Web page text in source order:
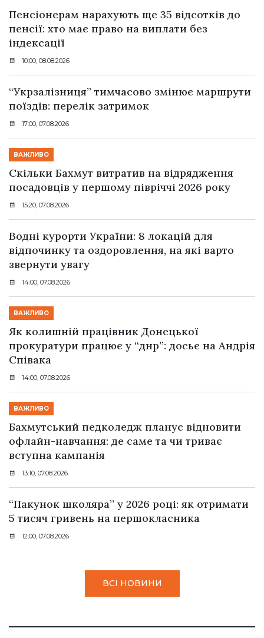
Пенсіонерам нарахують ще 35 відсотків до
пенсії: хто має право на виплати без
індексації
10:00, 08.08.2026
“Укрзалізниця” тимчасово змінює маршрути
поїздів: перелік затримок
17:00, 07.08.2026
ВАЖЛИВО
Скільки Бахмут витратив на відрядження
посадовців у першому півріччі 2026 року
15:20, 07.08.2026
Водні курорти України: 8 локацій для
відпочинку та оздоровлення, на які варто
звернути увагу
14:00, 07.08.2026
ВАЖЛИВО
Як колишній працівник Донецької
прокуратури працює у “днр”: досьє на Андрія
Співака
14:00, 07.08.2026
ВАЖЛИВО
Бахмутський педколедж планує відновити
офлайн-навчання: де саме та чи триває
вступна кампанія
13:10, 07.08.2026
“Пакунок школяра” у 2026 році: як отримати
5 тисяч гривень на першокласника
12:00, 07.08.2026
ВСІ НОВИНИ